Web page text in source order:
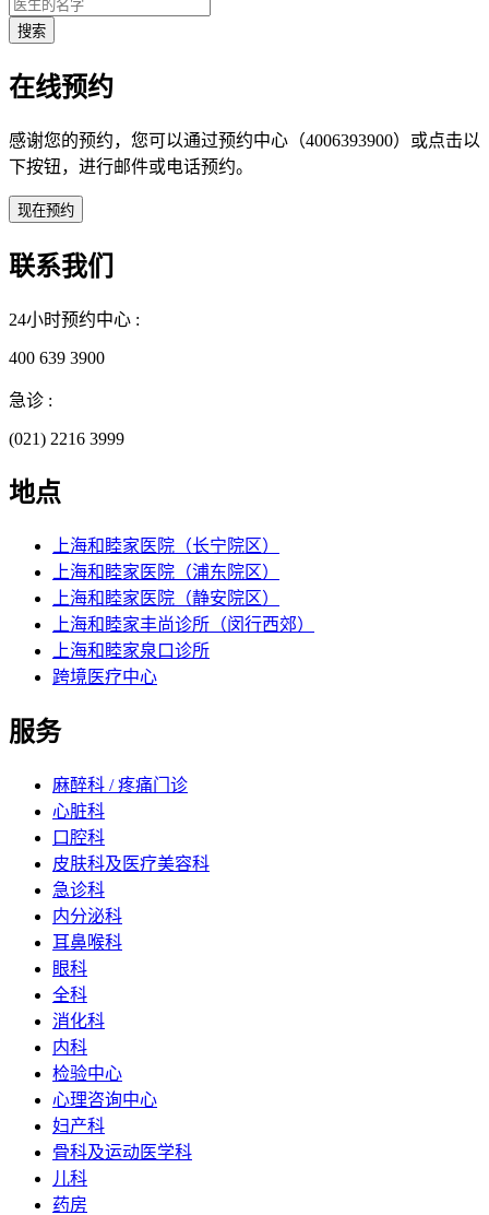
在线预约
感谢您的预约，您可以通过预约中心（4006393900）或点击以
下按钮，进行邮件或电话预约。
联系我们
24小时预约中心 :
400 639 3900
急诊 :
(021) 2216 3999
地点
上海和睦家医院（长宁院区）
上海和睦家医院（浦东院区）
上海和睦家医院（静安院区）
上海和睦家丰尚诊所（闵行西郊）
上海和睦家泉口诊所
跨境医疗中心
服务
麻醉科 / 疼痛门诊
心脏科
口腔科
皮肤科及医疗美容科
急诊科
内分泌科
耳鼻喉科
眼科
全科
消化科
内科
检验中心
心理咨询中心
妇产科
骨科及运动医学科
儿科
药房